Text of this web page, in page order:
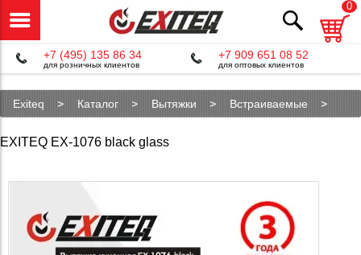
0
+7 (495) 135 86 34
для розничных клиентов
+7 909 651 08 52
для оптовых клиентов
Exiteq Каталог Вытяжки
Встраиваемые
EXITEQ EX-1076 black glass